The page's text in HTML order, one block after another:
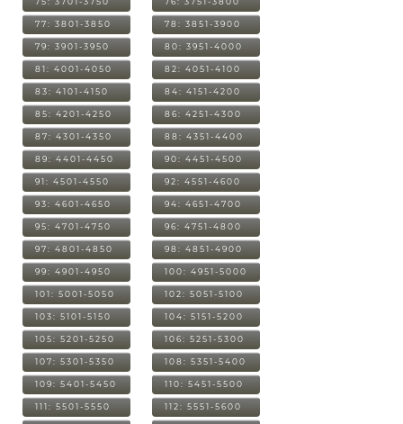
77: 3801-3850 78: 3851-3900
79: 3901-3950 80: 3951-4000
81: 4001-4050 82: 4051-4100
83: 4101-4150 84: 4151-4200
85: 4201-4250 86: 4251-4300
87: 4301-4350 88: 4351-4400
89: 4401-4450 90: 4451-4500
91: 4501-4550 92: 4551-4600
93: 4601-4650 94: 4651-4700
95: 4701-4750 96: 4751-4800
97: 4801-4850 98: 4851-4900
99: 4901-4950 100: 4951-5000
101: 5001-5050 102: 5051-5100
103: 5101-5150 104: 5151-5200
105: 5201-5250 106: 5251-5300
107: 5301-5350 108: 5351-5400
109: 5401-5450 110: 5451-5500
111: 5501-5550 112: 5551-5600